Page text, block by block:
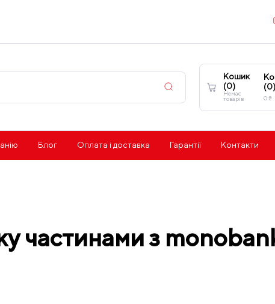
Кошик
(0)
Немає
товарів
(0)
0₴
Блог Оплата і доставка Гарантії Контакти
частинами з